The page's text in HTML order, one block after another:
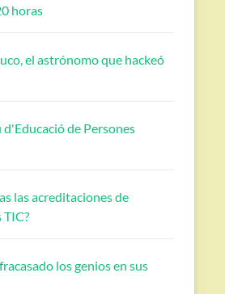
horas
el astrónomo que hackeó
d'Educació de Persones
las acreditaciones de
los genios en sus